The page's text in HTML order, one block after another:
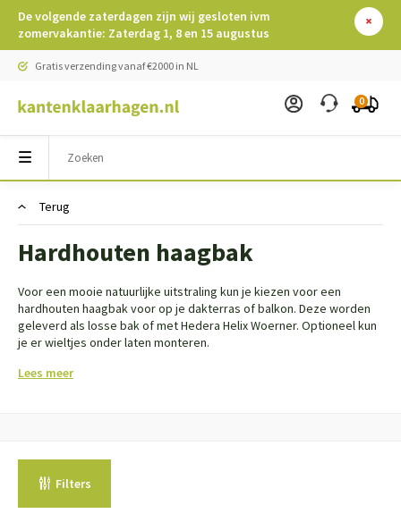
De volgende zaterdagen zijn wij gesloten ivm
zomervakantie: Zaterdag 1, 8 en 15 augustus
Gratis verzending vanaf €2000 in NL
0
Terug
Hardhouten haagbak
Voor een mooie natuurlijke uitstraling kun je kiezen voor een
hardhouten haagbak voor op je dakterras of balkon. Deze worden
geleverd als losse bak of met Hedera Helix Woerner. Optioneel kun
je er wieltjes onder laten monteren.
Lees meer
Filters